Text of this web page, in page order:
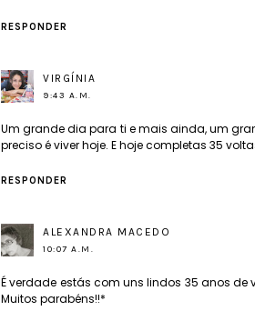
RESPONDER
VIRGÍNIA
9:43 A.M.
Um grande dia para ti e mais ainda, um
preciso é viver hoje. E hoje completas 35
RESPONDER
ALEXANDRA MACEDO
10:07 A.M.
É verdade estás com uns lindos 35 anos
Muitos parabéns!!*